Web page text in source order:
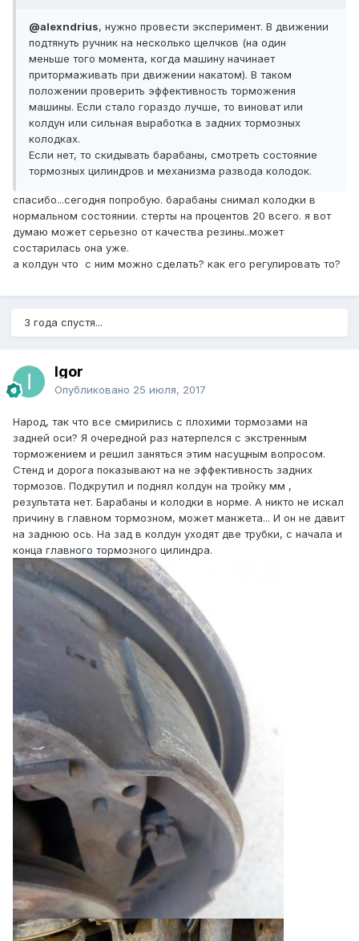
@alexndrius, нужно провести эксперимент. В движении
подтянуть ручник на несколько щелчков (на один
меньше того момента, когда машину начинает
притормаживать при движении накатом). В таком
положении проверить эффективность торможения
машины. Если стало гораздо лучше, то виноват или
колдун или сильная выработка в задних тормозных
колодках.
Если нет, то скидывать барабаны, смотреть состояние
тормозных цилиндров и механизма развода колодок.
спасибо...сегодня попробую. барабаны снимал колодки в
нормальном состоянии. стерты на процентов 20 всего. я вот
думаю может серьезно от качества резины..может
состарилась она уже.
а колдун что с ним можно сделать? как его регулировать то?
3 года спустя...
Igor
Опубликовано 25 июля, 2017
Народ, так что все смирились с плохими тормозами на
задней оси? Я очередной раз натерпелся с экстренным
торможением и решил заняться этим насущным вопросом.
Стенд и дорога показывают на не эффективность задних
тормозов. Подкрутил и поднял колдун на тройку мм ,
результата нет. Барабаны и колодки в норме. А никто не искал
причину в главном тормозном, может манжета... И он не давит
на заднюю ось. На зад в колдун уходят две трубки, с начала и
конца главного тормозного цилиндра.